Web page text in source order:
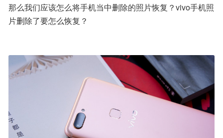
那么我们应该怎么将手机当中删除的照片恢复？vivo手机照
片删除了要怎么恢复？